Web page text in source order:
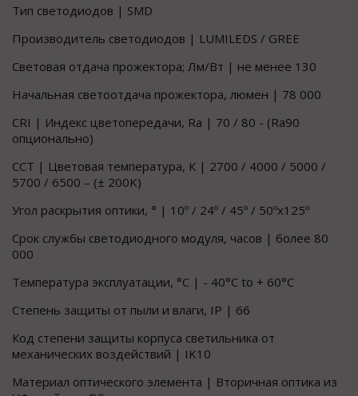
Тип светодиодов | SMD
Производитель светодиодов | LUMILEDS / GREE
Световая отдача прожектора; Лм/Вт | не менее 130
Начальная светоотдача прожектора, люмен | 78 000
CRI | Индекс цветопередачи, Ra | 70 / 80 - (Ra90
опционально)
CCT | Цветовая температура, К | 2700 / 4000 / 5000 /
5700 / 6500 – (± 200K)
Угол раскрытия оптики, ° | 10º / 24º / 45º / 50ºx125º
Срок службы светодиодного модуля, часов | более 80
000
Температура эксплуатации, °C | - 40°C to + 60°C
Степень защиты от пыли и влаги, IP | 66
Код степени защиты корпуса светильника от
механических воздействий | IK10
Материал оптического элемента | Вторичная оптика из